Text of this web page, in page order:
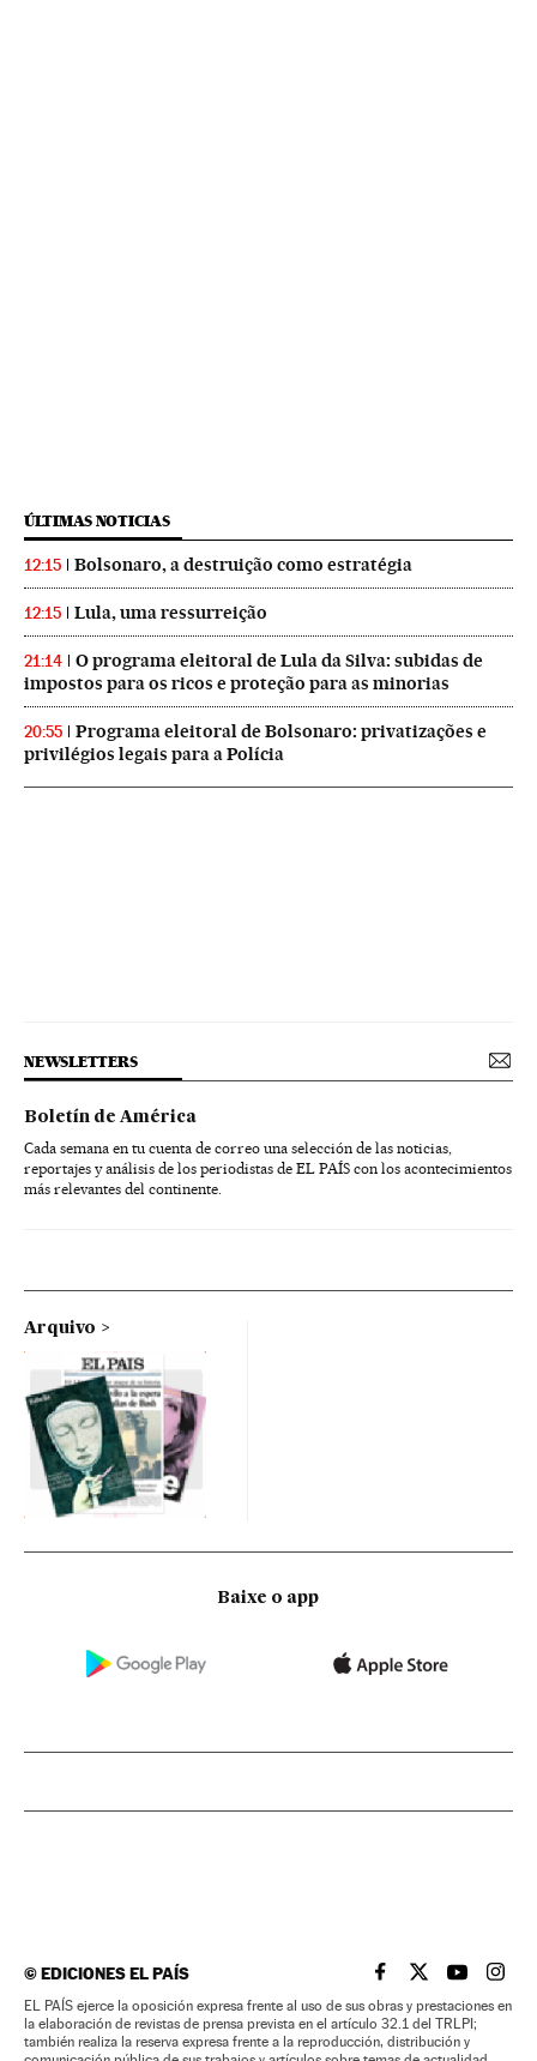
ÚLTIMAS NOTICIAS
12:15 Bolsonaro, a destruição como estratégia
12:15 Lula, uma ressurreição
21:14
O programa eleitoral de Lula da Silva: subidas de
impostos para os ricos e proteção para as minorias
20:55
Programa eleitoral de Bolsonaro: privatizações e
privilégios legais para a Polícia
NEWSLETTERS
Boletín de América
Cada semana en tu cuenta de correo una selección de las noticias,
reportajes y análisis de los periodistas de EL PAÍS con los acontecimientos
más relevantes del continente.
Arquivo
Baixe o app
©EDICIONES EL PAÍS EL PAÍS BRASIL EN
EL PAÍSEL PAÍS
EL
EL PAÍS ejerce la oposición expresa frente al uso de sus obras y prestaciones en
la elaboración de revistas de prensa prevista en el artículo 32.1 del TRLPI;
también realiza la reserva expresa frente a la reproducción, distribución y